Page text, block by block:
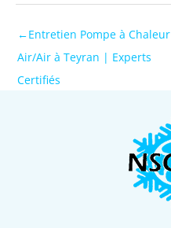
←Entretien Pompe à Chaleur
Air/Air à Teyran | Experts
Certifiés